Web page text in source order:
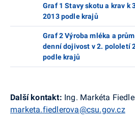
Graf 1 Stavy skotu a krav k
2013 podle krajů
Graf 2 Výroba mléka a
denní dojivost v 2. pololetí
podle krajů
Další kontakt: Ing. Markéta
marketa.fiedlerova@csu.gov.cz